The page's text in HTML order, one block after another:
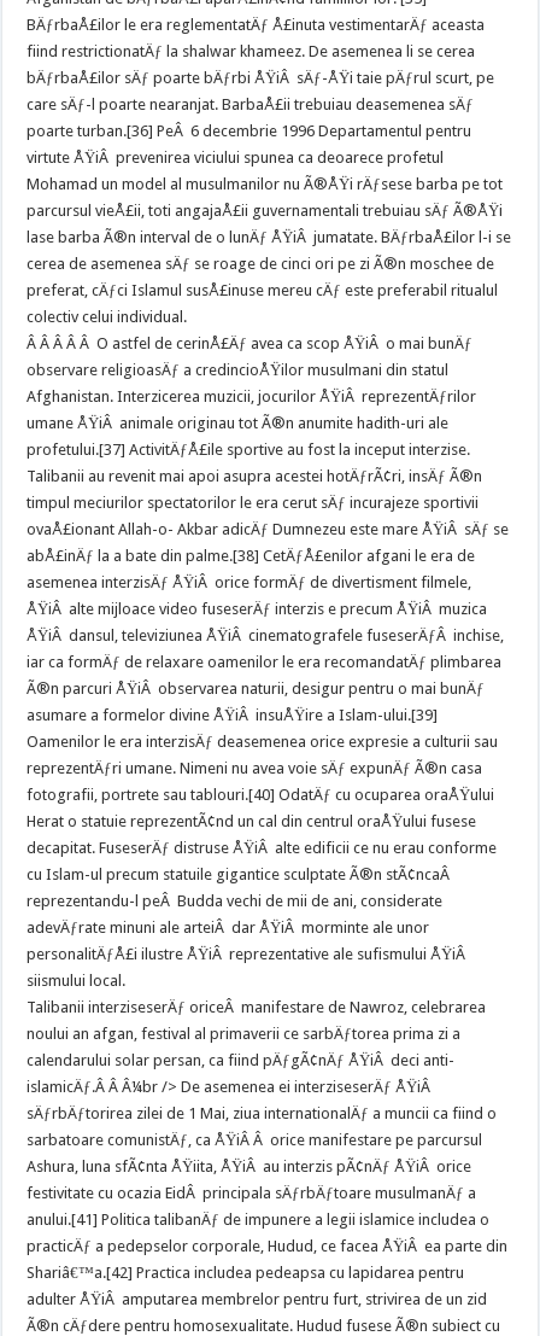
BÄƒrbaÅ£ilor le era reglementatÄƒ Å£inuta vestimentarÄƒ aceasta
fiind restrictionatÄƒ la shalwar khameez. De asemenea li se cerea
bÄƒrbaÅ£ilor sÄƒ poarte bÄƒrbi ÅŸiÂ sÄƒ-ÅŸi taie pÄƒrul scurt, pe
care sÄƒ-l poarte nearanjat. BarbaÅ£ii trebuiau deasemenea sÄƒ
poarte turban.[36] PeÂ 6 decembrie 1996 Departamentul pentru
virtute ÅŸiÂ prevenirea viciului spunea ca deoarece profetul
Mohamad un model al musulmanilor nu Ã®ÅŸi rÄƒsese barba pe tot
parcursul vieÅ£ii, toti angajaÅ£ii guvernamentali trebuiau sÄƒ Ã®ÅŸi
lase barba Ã®n interval de o lunÄƒ ÅŸiÂ jumatate. BÄƒrbaÅ£ilor l-i se
cerea de asemenea sÄƒ se roage de cinci ori pe zi Ã®n moschee de
preferat, cÄƒci Islamul susÅ£inuse mereu cÄƒ este preferabil ritualul
colectiv celui individual.
Â Â Â Â Â O astfel de cerinÅ£Äƒ avea ca scop ÅŸiÂ o mai bunÄƒ
observare religioasÄƒ a credincioÅŸilor musulmani din statul
Afghanistan. Interzicerea muzicii, jocurilor ÅŸiÂ reprezentÄƒrilor
umane ÅŸiÂ animale originau tot Ã®n anumite hadith-uri ale
profetului.[37] ActivitÄƒÅ£ile sportive au fost la inceput interzise.
Talibanii au revenit mai apoi asupra acestei hotÄƒrÃ¢ri, insÄƒ Ã®n
timpul meciurilor spectatorilor le era cerut sÄƒ incurajeze sportivii
ovaÅ£ionant Allah-o- Akbar adicÄƒ Dumnezeu este mare ÅŸiÂ sÄƒ se
abÅ£inÄƒ la a bate din palme.[38] CetÄƒÅ£enilor afgani le era de
asemenea interzisÄƒ ÅŸiÂ orice formÄƒ de divertisment filmele,
ÅŸiÂ alte mijloace video fuseserÄƒ interzis e precum ÅŸiÂ muzica
ÅŸiÂ dansul, televiziunea ÅŸiÂ cinematografele fuseserÄƒÂ inchise,
iar ca formÄƒ de relaxare oamenilor le era recomandatÄƒ plimbarea
Ã®n parcuri ÅŸiÂ observarea naturii, desigur pentru o mai bunÄƒ
asumare a formelor divine ÅŸiÂ insuÅŸire a Islam-ului.[39]
Oamenilor le era interzisÄƒ deasemenea orice expresie a culturii sau
reprezentÄƒri umane. Nimeni nu avea voie sÄƒ expunÄƒ Ã®n casa
fotografii, portrete sau tablouri.[40] OdatÄƒ cu ocuparea oraÅŸului
Herat o statuie reprezentÃ¢nd un cal din centrul oraÅŸului fusese
decapitat. FuseserÄƒ distruse ÅŸiÂ alte edificii ce nu erau conforme
cu Islam-ul precum statuile gigantice sculptate Ã®n stÃ¢ncaÂ
reprezentandu-l peÂ Budda vechi de mii de ani, considerate
adevÄƒrate minuni ale arteiÂ dar ÅŸiÂ morminte ale unor
personalitÄƒÅ£i ilustre ÅŸiÂ reprezentative ale sufismului ÅŸiÂ
siismului local.
Talibanii interziseserÄƒ oriceÂ manifestare de Nawroz, celebrarea
noului an afgan, festival al primaverii ce sarbÄƒtorea prima zi a
calendarului solar persan, ca fiind pÄƒgÃ¢nÄƒ ÅŸiÂ deci anti-
islamicÄƒ.Â Â Â¼br /> De asemenea ei interziseserÄƒ ÅŸiÂ
sÄƒrbÄƒtorirea zilei de 1 Mai, ziua internationalÄƒ a muncii ca fiind o
sarbatoare comunistÄƒ, ca ÅŸiÂ Â orice manifestare pe parcursul
Ashura, luna sfÃ¢nta ÅŸiita, ÅŸiÂ au interzis pÃ¢nÄƒ ÅŸiÂ orice
festivitate cu ocazia EidÂ principala sÄƒrbÄƒtoare musulmanÄƒ a
anului.[41] Politica talibanÄƒ de impunere a legii islamice includea o
practicÄƒ a pedepselor corporale, Hudud, ce facea ÅŸiÂ ea parte din
Shariâ€™a.[42] Practica includea pedeapsa cu lapidarea pentru
adulter ÅŸiÂ amputarea membrelor pentru furt, strivirea de un zid
Ã®n cÄƒdere pentru homosexualitate. Hudud fusese Ã®n subiect cu